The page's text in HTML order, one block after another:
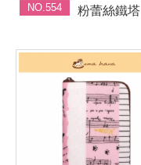
NO.554 粉蕾絲鐵塔